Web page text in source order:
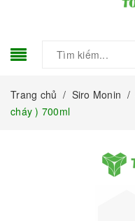
Trang chủ / Siro Monin /
cháy ) 700ml